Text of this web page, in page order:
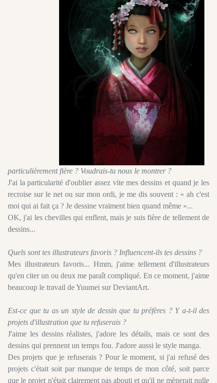
particulièrement fière ? Voudrais-tu nous le montrer ?
J'ai la particularité d'oublier assez vite mes dessins et quand je les
recroise sur le net ou sur mon ordi, je me dis souvent : « ah c'est
moi qui ai fait ça ? Je dessine vraiment bien quand même »...
OK, j'ai les chevilles qui enflent, mais je suis fière de tellement de
dessins...
Quels sont tes illustrateurs favoris ? Influencent-ils tes dessins ?
Mes illustrateurs favoris... Hmm, j'aime tellement d'illustrateurs
qu'en citer un ou deux me paraît compliqué. En ce moment, j'aime
beaucoup le travail de Yuumei sur DeviantArt.
Est-ce que tu as un style de dessin que tu préfères ? Y a-t-il des
projets d'illustration que tu refuserais ?
J'aime les dessins réalistes, j'adore les détails, mais ce sont des
dessins qui prennent un temps fou. J'adore aussi le style manga.
Des projets que je refuserais ? Pour le moment, si j'ai refusé des
projets c'était soit par manque de temps de mon côté, soit parce
que le projet n'était clairement pas abouti et qu'il ne mènerait nulle